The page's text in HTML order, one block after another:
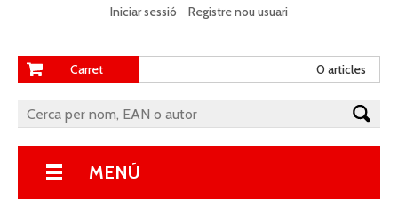
Iniciar sessió Registre nou usuari
Carret 0 articles
MENÚ